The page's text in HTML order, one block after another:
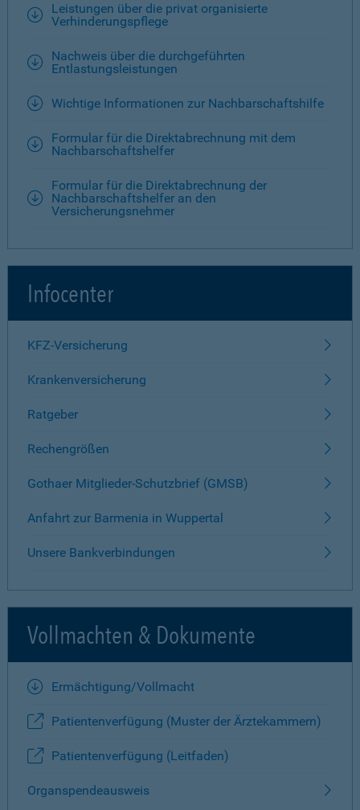
Leistungen über die privat organisierte
Verhinderungspflege
Nachweis über die durchgeführten
Entlastungsleistungen
Wichtige Informationen zur Nachbarschaftshilfe
Formular für die Direktabrechnung mit dem
Nachbarschaftshelfer
Formular für die Direktabrechnung der
Nachbarschaftshelfer an den
Versicherungsnehmer
Infocenter
KFZ-Versicherung
Krankenversicherung
Ratgeber
Rechengrößen
Gothaer Mitglieder-Schutzbrief (GMSB)
Anfahrt zur Barmenia in Wuppertal
Unsere Bankverbindungen
Vollmachten & Dokumente
Ermächtigung/Vollmacht
Patientenverfügung (Muster der Ärztekammern)
Patientenverfügung (Leitfaden)
Organspendeausweis